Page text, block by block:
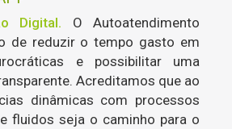
Digital. O Autoatendimento
de reduzir o tempo gasto em
e possibilitar uma
Acreditamos que ao
dinâmicas com processos
fluidos seja o caminho para o